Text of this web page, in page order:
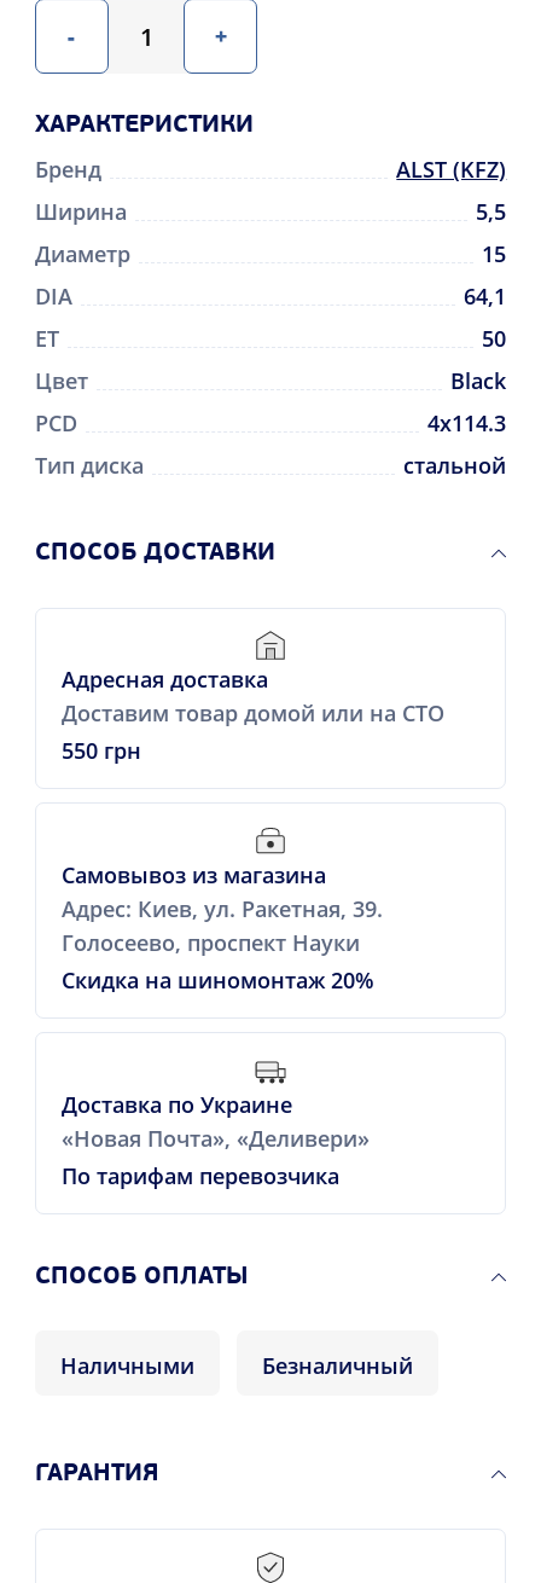
- +
ХАРАКТЕРИСТИКИ
Бренд
ALST (KFZ)
Ширина
5,5
Диаметр
15
DIA
64,1
ET
50
Цвет
Black
PCD
4x114.3
Тип диска
стальной
CПОСОБ ДОСТАВКИ
Адресная доставка
Доставим товар домой или на СТО
550 грн
Самовывоз из магазина
Адрес: Киев, ул. Ракетная, 39.
Голосеево, проспект Науки
Скидка на шиномонтаж 20%
Доставка по Украине
«Новая Почта», «Деливери»
По тарифам перевозчика
CПОСОБ ОПЛАТЫ
Наличными Безналичный
ГАРАНТИЯ